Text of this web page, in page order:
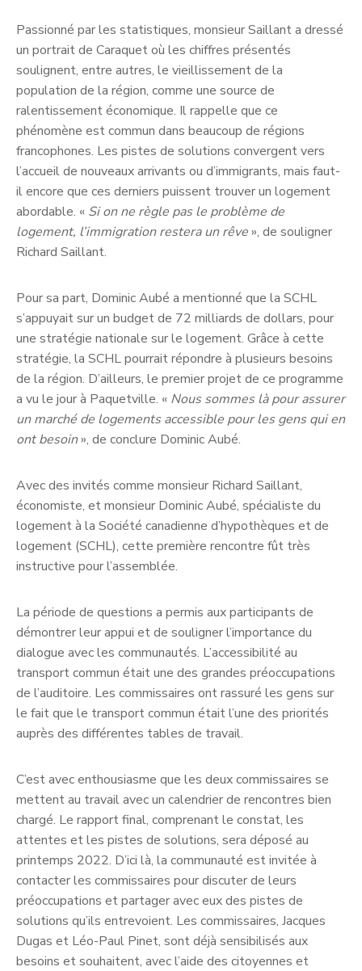
Passionné par les statistiques, monsieur Saillant a dressé
un portrait de Caraquet où les chiffres présentés
soulignent, entre autres, le vieillissement de la
population de la région, comme une source de
ralentissement économique. Il rappelle que ce
phénomène est commun dans beaucoup de régions
francophones. Les pistes de solutions convergent vers
l’accueil de nouveaux arrivants ou d’immigrants, mais faut-
il encore que ces derniers puissent trouver un logement
abordable. « Si on ne règle pas le problème de
logement, l’immigration restera un rêve», de souligner
Richard Saillant.
Pour sa part, Dominic Aubé a mentionné que la SCHL
s’appuyait sur un budget de 72 milliards de dollars, pour
une stratégie nationale sur le logement. Grâce à cette
stratégie, la SCHL pourrait répondre à plusieurs besoins
de la région. D’ailleurs, le premier projet de ce programme
a vu le jour à Paquetville. « Nous sommes là pour assurer
un marché de logements accessible pour les gens qui en
ont besoin», de conclure Dominic Aubé.
Avec des invités comme monsieur Richard Saillant,
économiste, et monsieur Dominic Aubé, spécialiste du
logement à la Société canadienne d’hypothèques et de
logement (SCHL), cette première rencontre fût très
instructive pour l’assemblée.
La période de questions a permis aux participants de
démontrer leur appui et de souligner l’importance du
dialogue avec les communautés. L’accessibilité au
transport commun était une des grandes préoccupations
de l’auditoire. Les commissaires ont rassuré les gens sur
le fait que le transport commun était l’une des priorités
auprès des différentes tables de travail.
C’est avec enthousiasme que les deux commissaires se
mettent au travail avec un calendrier de rencontres bien
chargé. Le rapport final, comprenant le constat, les
attentes et les pistes de solutions, sera déposé au
printemps 2022. D’ici là, la communauté est invitée à
contacter les commissaires pour discuter de leurs
préoccupations et partager avec eux des pistes de
solutions qu’ils entrevoient. Les commissaires, Jacques
Dugas et Léo-Paul Pinet, sont déjà sensibilisés aux
besoins et souhaitent, avec l’aide des citoyennes et